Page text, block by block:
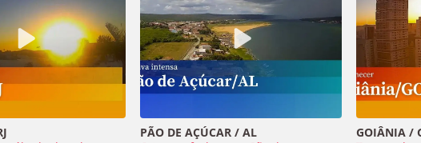
PÃO DE AÇÚCAR / AL
GOIÂNIA /